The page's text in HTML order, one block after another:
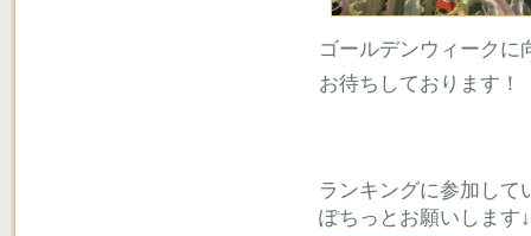
ゴールデンウィークに
お待ちしております！
ランキングに参加して
ぽちっとお願いします↓